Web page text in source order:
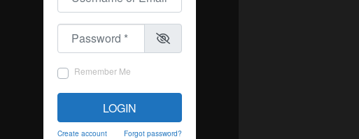
Password
Remember Me
LOGIN
Create account Forgot password?